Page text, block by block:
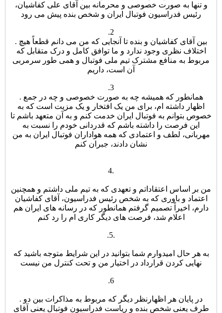
و تنها به صورت خصوصی و محرمانه بین آقای علی کفاشیان،
رئیس فدراسیون فوتبال ایران و شخص بنده پیش می رود
.2
. بین آقای کفاشیان و بنده تا آنجایی که من می دانم قطعاً هیچ
اختلاف نظری وجود ندارد و ما توافق کامل و درک متقابل که
مربوط به منافع مشترک تیم ملی فوتبال و همی طور سرمربی
آن است، داریم
.3
. همانطور که همیشه چه به صورت خصوصی و چه در جمع
اظهار داشته ام، برای من یک افتخار و یک مزیت است که به
خصوص بتوانم به فوتبال ایران خدمت کنم و به آن متعهد باشم تا
این فرصت را داشته باشم که قدردانی خودم را نسبت به
مهربانی، لطف و اعتمادی که همه هواداران فوتبال ایران به من
نشان دادند، جبران کنم
4.
من بر اساس اعتقاداتم و تعهدی که به تیم ملی داشتم و همچنین
اعتماد و باوری که به شخص رئیس فدراسیون، آقای کفاشیان
دارم، اخیراً تصمیم گرفتم همانطور که در رسانه های ایران هم
اعلام شد، فرصت های دیگر کاری ام را رد کنم
.5.
به هر حال امیدوارم شما بتوانید در این شرایط متوجه باشید که
نهایی کردن قرارداد در اختیار من و تحت کنترل من نیست
.6
. در پایان هر اظهارنظر دیگر که مربوط به مذاکرات بین دو
طرف یعنی شخص بنده و ریاست فدراسیون فوتبال یعنی آقای